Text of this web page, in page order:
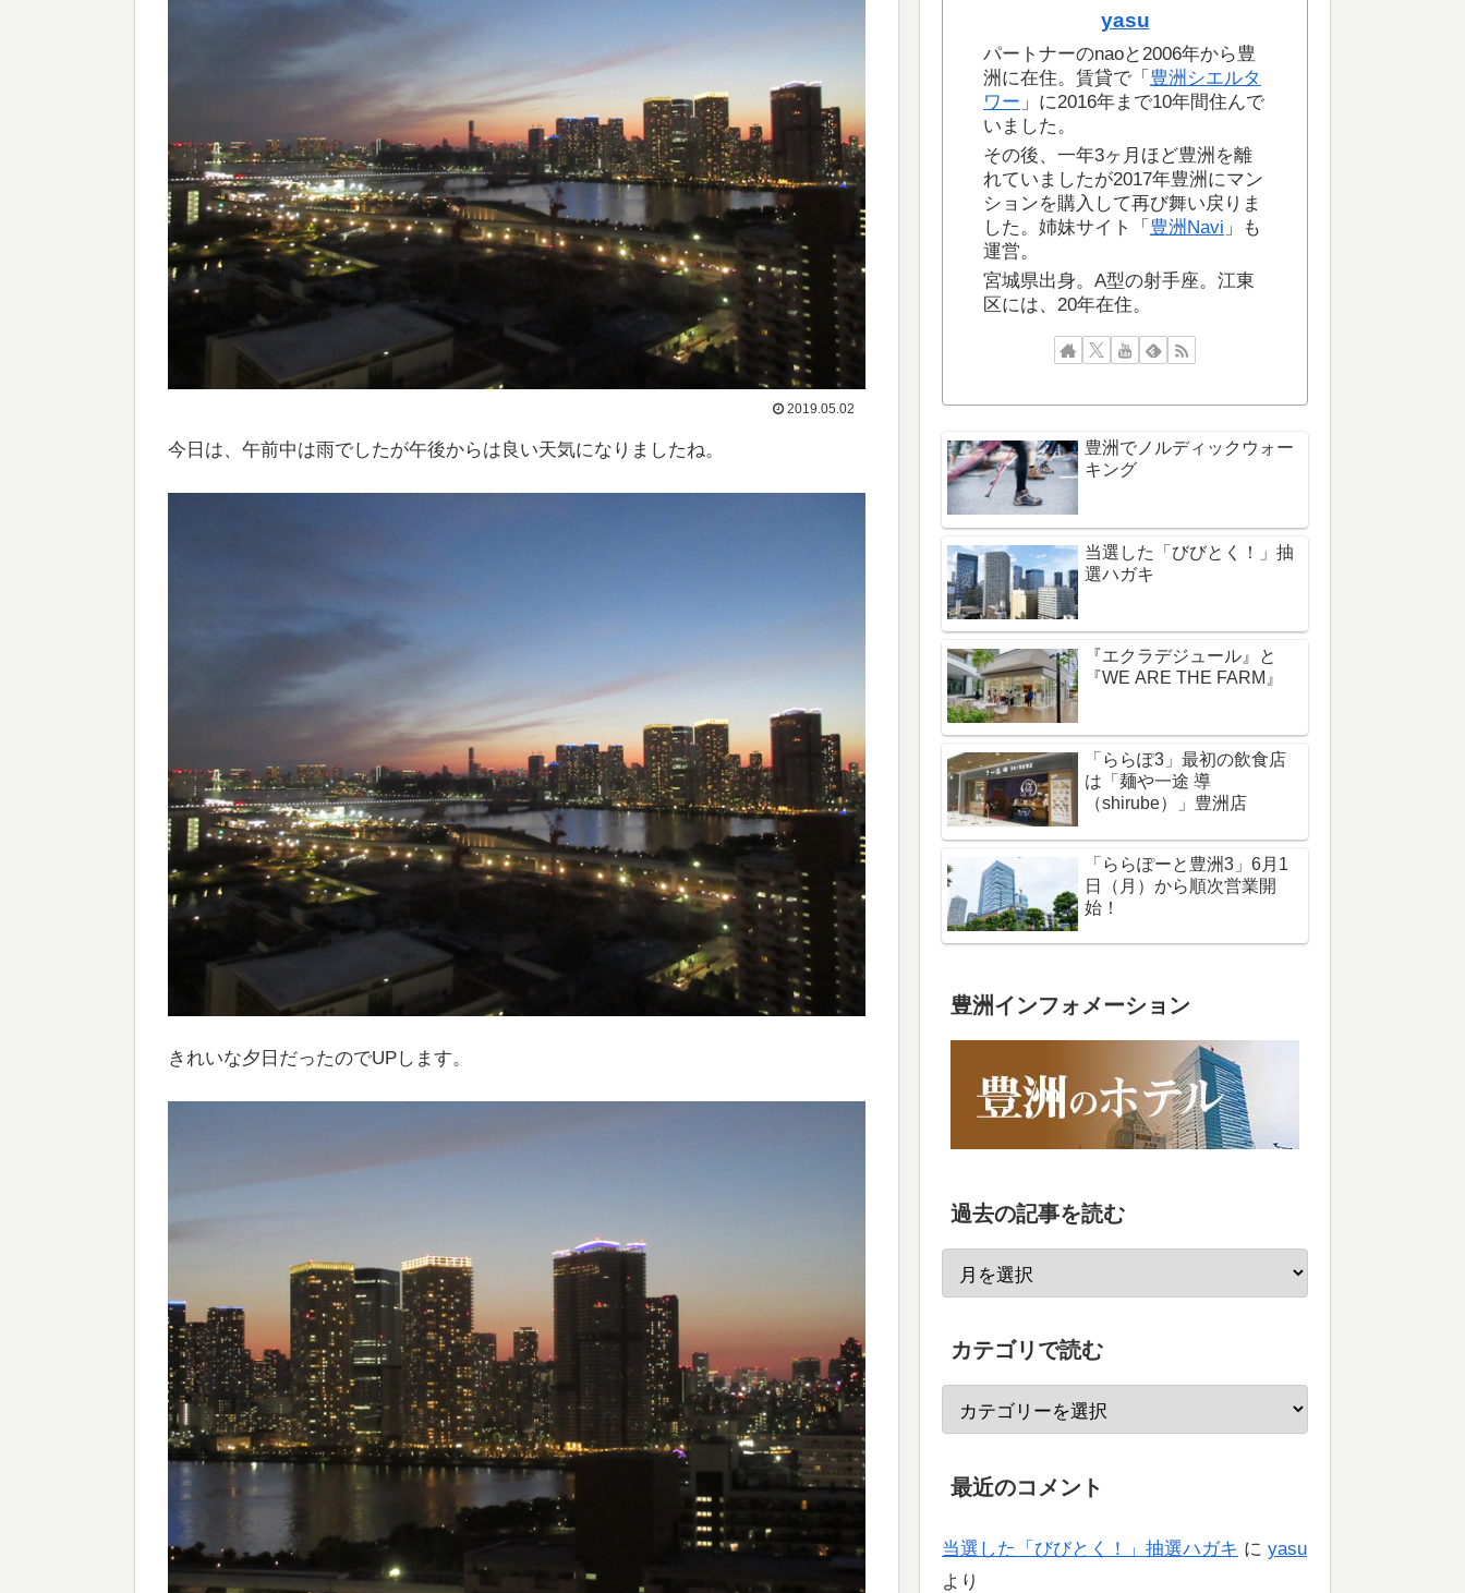
2019.05.02
今日は、午前中は雨でしたが午後からは良い天気になりましたね。
きれいな夕日だったのでUPします。
yasu
パートナーのnaoと2006年から豊
洲に在住。賃貸で「 豊洲シエルタ
ワー 」に2016年まで10年間住んで
いました。
その後、一年3ヶ月ほど豊洲を離
れていましたが2017年豊洲にマン
ションを購入して再び舞い戻りま
した。姉妹サイト「 豊洲Navi 」も
運営。
宮城県出身。A型の射手座。江東
区には、20年在住。
豊洲でノルディックウォー
キング
当選した「びびとく！」抽
選ハガキ
『エクラデジュール』と
『WE ARE THE FARM』
「ららぽ3」最初の飲食店
は「麺や一途 導
（shirube）」豊洲店
「ららぽーと豊洲3」6月1
日（月）から順次営業開
始！
豊洲インフォメーション
過去の記事を読む
カテゴリで読む
最近のコメント
当選した「びびとく！」抽選ハガキ に yasu
より